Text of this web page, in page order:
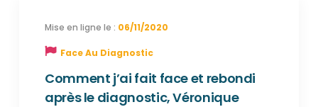
06/11/2020
Face Au Diagnostic
Comment j’ai fait face et rebondi
après le diagnostic, Véronique